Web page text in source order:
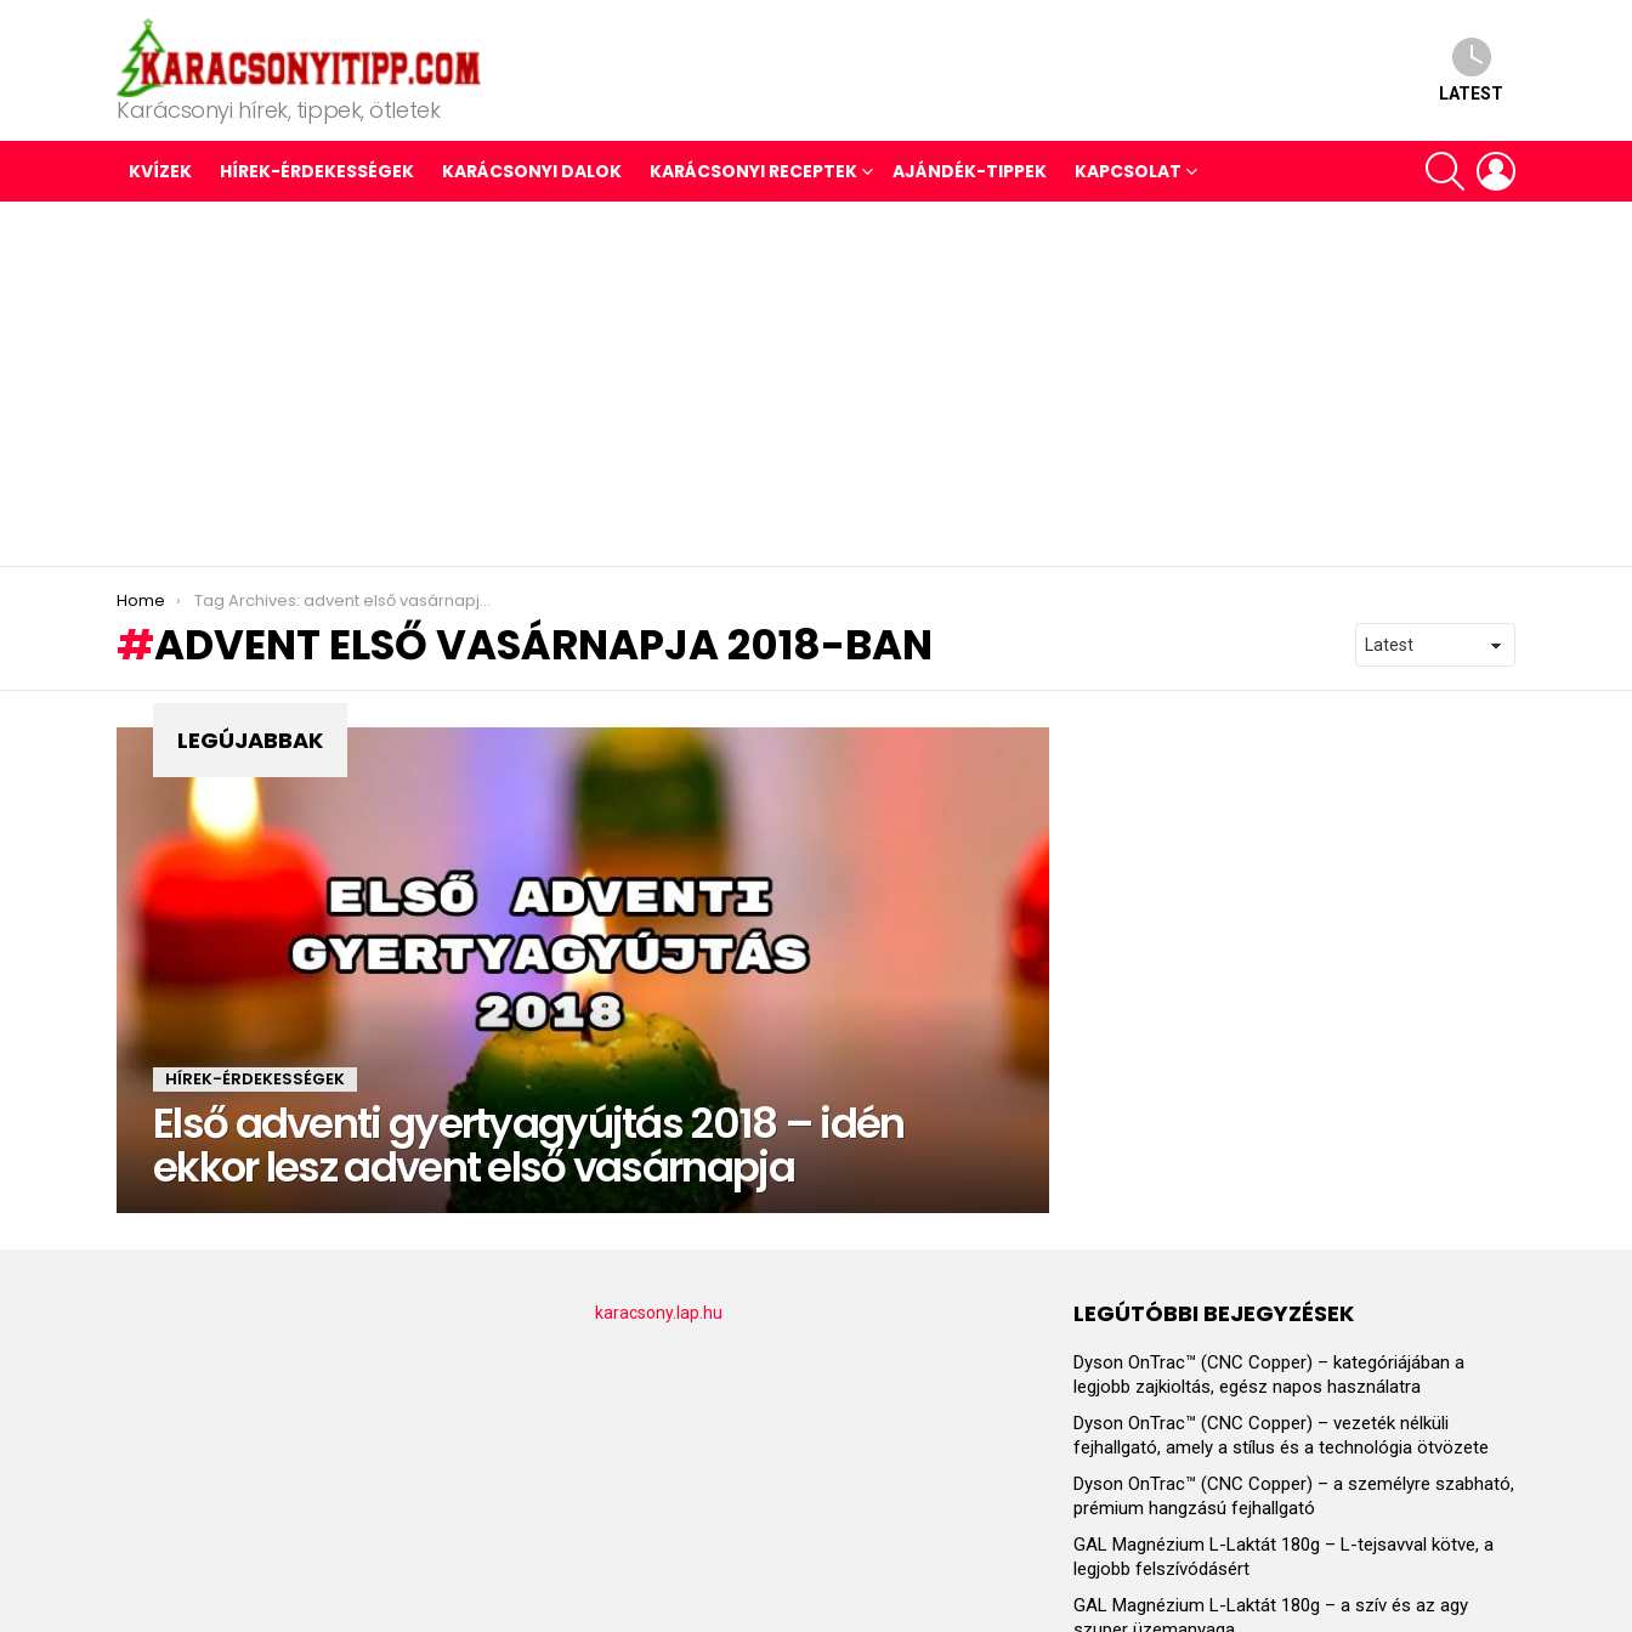
Karácsonyi hírek, tippek, ötletek
LATEST
KVÍZEK HÍREK-ÉRDEKESSÉGEK KARÁCSONYI DALOK KARÁCSONYI RECEPTEK AJÁNDÉK-TIPPEK KAPCSOLAT
SEARCH
You are here:
Home Tag Archives: advent első vasárnapja 2018-ban
ADVENT ELSŐ VASÁRNAPJA 2018-BAN
LEGÚJABBAK
HÍREK-ÉRDEKESSÉGEK
Első adventi gyertyagyújtás 2018 – idén
ekkor lesz advent első vasárnapja
karacsony.lap.hu LEGÚTÓBBI BEJEGYZÉSEK
Dyson OnTrac™ (CNC Copper) – kategóriájában a
legjobb zajkioltás, egész napos használatra
Dyson OnTrac™ (CNC Copper) – vezeték nélküli
fejhallgató, amely a stílus és a technológia ötvözete
Dyson OnTrac™ (CNC Copper) – a személyre szabható,
prémium hangzású fejhallgató
GAL Magnézium L-Laktát 180g – L-tejsavval kötve, a
legjobb felszívódásért
GAL Magnézium L-Laktát 180g – a szív és az agy